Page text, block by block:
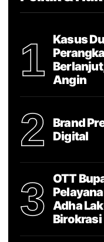
1
Kasus
Angin
2
Brand
Digital
3
OTT
Adha
Birokrasi